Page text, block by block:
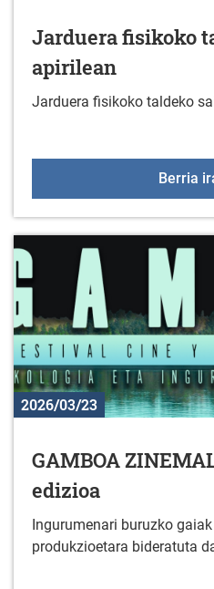
Jarduera fisikoko
apirilean
Jarduera fisikoko taldeko
Berria
2026/03/23
GAMBOA
edizioa
Ingurumenari buruzko
produkzioetara bideratuta